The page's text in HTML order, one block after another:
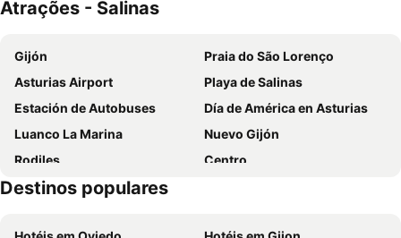
Hotel Marqués de la Moral
Globales Playa de las Llanas
Hotel Arias Aeropuerto
Hotel Casa Fernando II
Hotel Castillo de Gauzón
Hotel Luzana
Gran Hotel Brillante
Hotel La Casona de Lupa
Hotel Román
Casona de la Paca
Casa Vitorio
Hotel Alvaro frente Palacio-Museo Selgas
Atrações - Salinas
Gijón
Praia do São Lorenço
Asturias Airport
Playa de Salinas
Estación de Autobuses
Día de América en Asturias
Luanco La Marina
Nuevo Gijón
Rodiles
Centro
Somió
Destinos populares